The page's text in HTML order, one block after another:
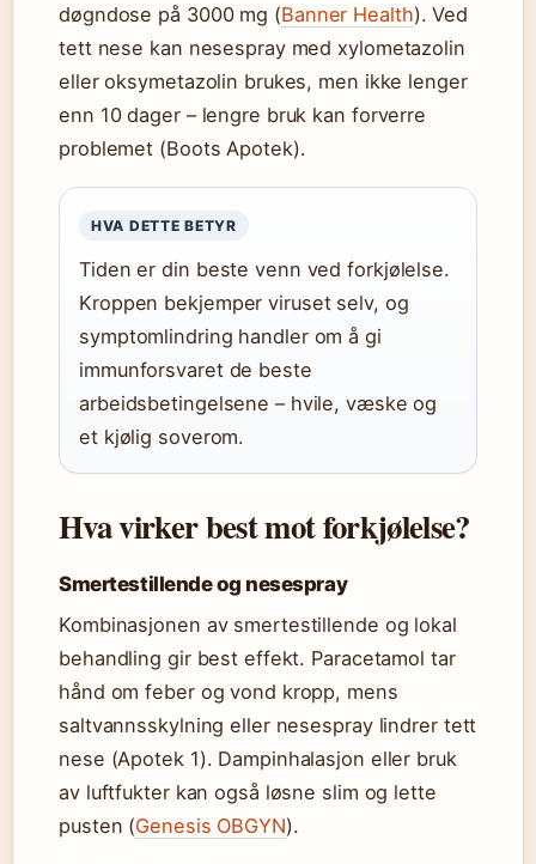
døgndose på 3000 mg (Banner Health). Ved
tett nese kan nesespray med xylometazolin
eller oksymetazolin brukes, men ikke lenger
enn 10 dager – lengre bruk kan forverre
problemet (Boots Apotek).
HVA DETTE BETYR
Tiden er din beste venn ved forkjølelse.
Kroppen bekjemper viruset selv, og
symptomlindring handler om å gi
immunforsvaret de beste
arbeidsbetingelsene – hvile, væske og
et kjølig soverom.
Hva virker best mot forkjølelse?
Smertestillende og nesespray
Kombinasjonen av smertestillende og lokal
behandling gir best effekt. Paracetamol tar
hånd om feber og vond kropp, mens
saltvannsskylning eller nesespray lindrer tett
nese (Apotek 1). Dampinhalasjon eller bruk
av luftfukter kan også løsne slim og lette
pusten (Genesis OBGYN).